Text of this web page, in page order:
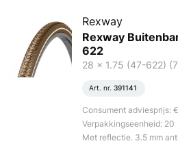
Rexway
Rexway
622
28 x 1.75 (47-622)
Art. nr. 391141
Consument adviesprijs:
Verpakkingseenheid: 20
Met reflectie. 3.5 mm